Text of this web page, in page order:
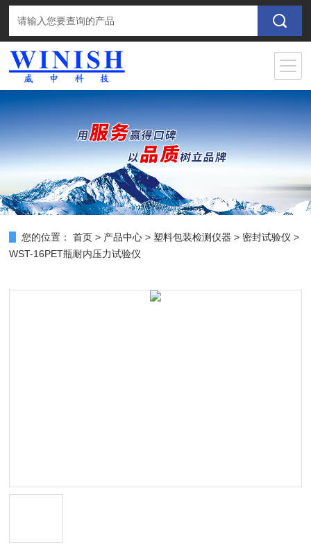
您的位置： 首页 > 产品中心 > 塑料包装检测仪器 > 密封试验仪 >
WST-16PET瓶耐内压力试验仪